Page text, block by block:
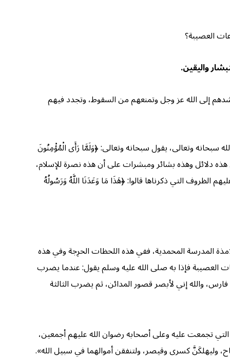
العصيبة؟
واليقين.
إلى الله عز وجل وتمنعهم من السقوط، وتجدد فيهم
سبحانه وتعالى، يقول سبحانه وتعالى: ﴿وَلَمَّا رَأَى الْمُؤْمِنُونَ
دلائل وهذه بشائر ومبشرات على أن هذه نصرة للإسلام،
الظروف التي ذكرناها قالوا: ﴿هَذَا مَا وَعَدَنَا اللَّهُ وَرَسُولُهُ
المدرسة المحمدية، ففي هذه اللحظات الحرِجة وفي هذه
فإذا به صلى الله عليه وسلم يقول: عندما يضرب
والله إني لأبصر قصور المدائن، ثم يضرب الثالثة
تجمعت عليه وعلى أصحابه رضوان الله عليهم أجمعين،
وليهلكَنَّ كسرى وقيصر، ولتنفقن أموالهما في سبيل الله».